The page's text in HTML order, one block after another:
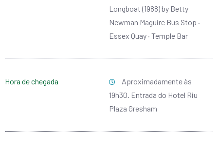
Longboat (1988) by Betty
Newman Maguire Bus Stop ·
Essex Quay · Temple Bar
Hora de chegada
Aproximadamente às
19h30. Entrada do Hotel Riu
Plaza Gresham